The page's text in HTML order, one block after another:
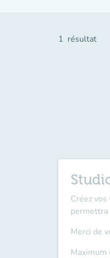
1 résultat
Créez
permettra
Merci de
Maximum